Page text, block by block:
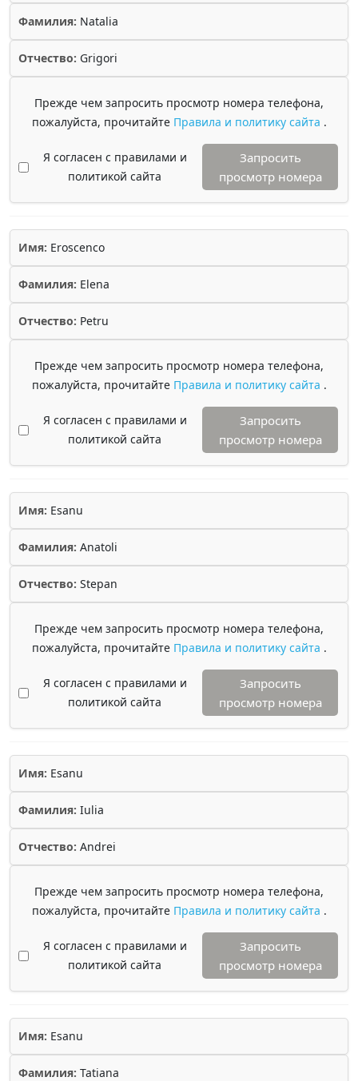
Фамилия: Natalia
Отчество: Grigori
Прежде чем запросить просмотр номера телефона,
пожалуйста, прочитайте Правила и политику сайта .
Я согласен с правилами и
политикой сайта
Запросить
просмотр номера
Имя: Eroscenco
Фамилия: Elena
Отчество: Petru
Прежде чем запросить просмотр номера телефона,
пожалуйста, прочитайте Правила и политику сайта .
Я согласен с правилами и
политикой сайта
Запросить
просмотр номера
Имя: Esanu
Фамилия: Anatoli
Отчество: Stepan
Прежде чем запросить просмотр номера телефона,
пожалуйста, прочитайте Правила и политику сайта .
Я согласен с правилами и
политикой сайта
Запросить
просмотр номера
Имя: Esanu
Фамилия: Iulia
Отчество: Andrei
Прежде чем запросить просмотр номера телефона,
пожалуйста, прочитайте Правила и политику сайта .
Я согласен с правилами и
политикой сайта
Запросить
просмотр номера
Имя: Esanu
Фамилия: Tatiana